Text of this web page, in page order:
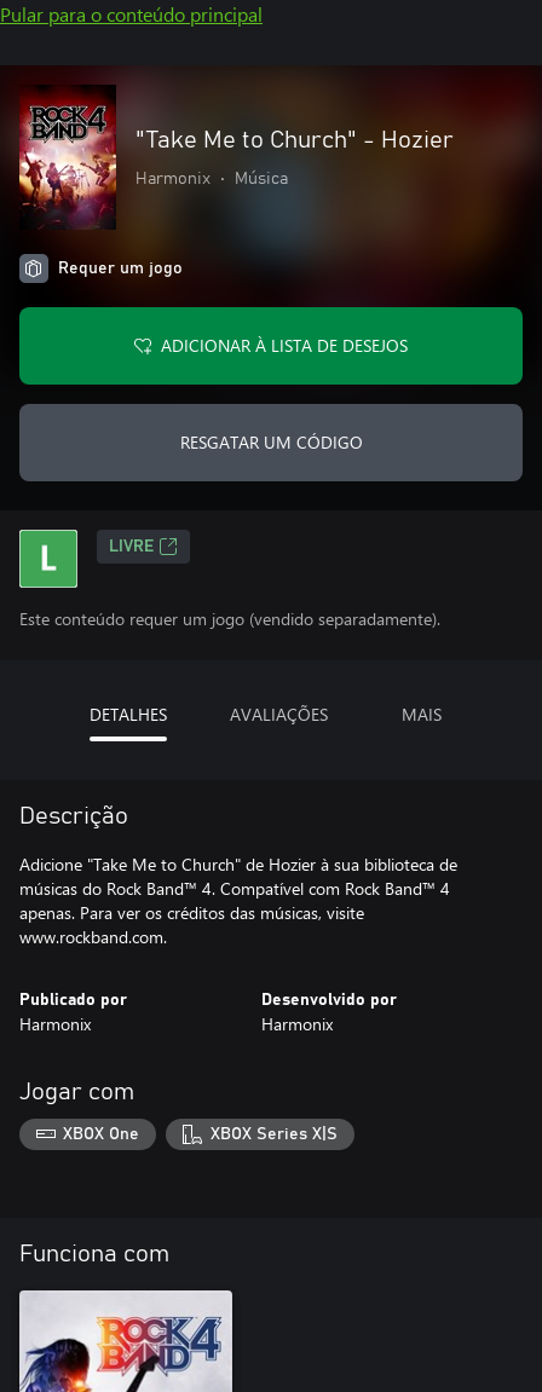
Pular para o conteúdo principal
"Take Me to Church" - Hozier
Harmonix • Música
Requer um jogo
ADICIONAR À LISTA DE DESEJOS
RESGATAR UM CÓDIGO
LIVRE
Este conteúdo requer um jogo (vendido separadamente).
DETALHES AVALIAÇÕES MAIS
Descrição
Adicione "Take Me to Church" de Hozier à sua biblioteca de
músicas do Rock Band™ 4. Compatível com Rock Band™ 4
apenas. Para ver os créditos das músicas, visite
www.rockband.com.
Publicado por
Harmonix
Desenvolvido por
Harmonix
Jogar com
XBOX One XBOX Series X|S
Funciona com